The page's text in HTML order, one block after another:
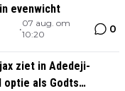
evenwicht
•
07 aug. om
10:20
0
ziet in Adedeji-
als Godts